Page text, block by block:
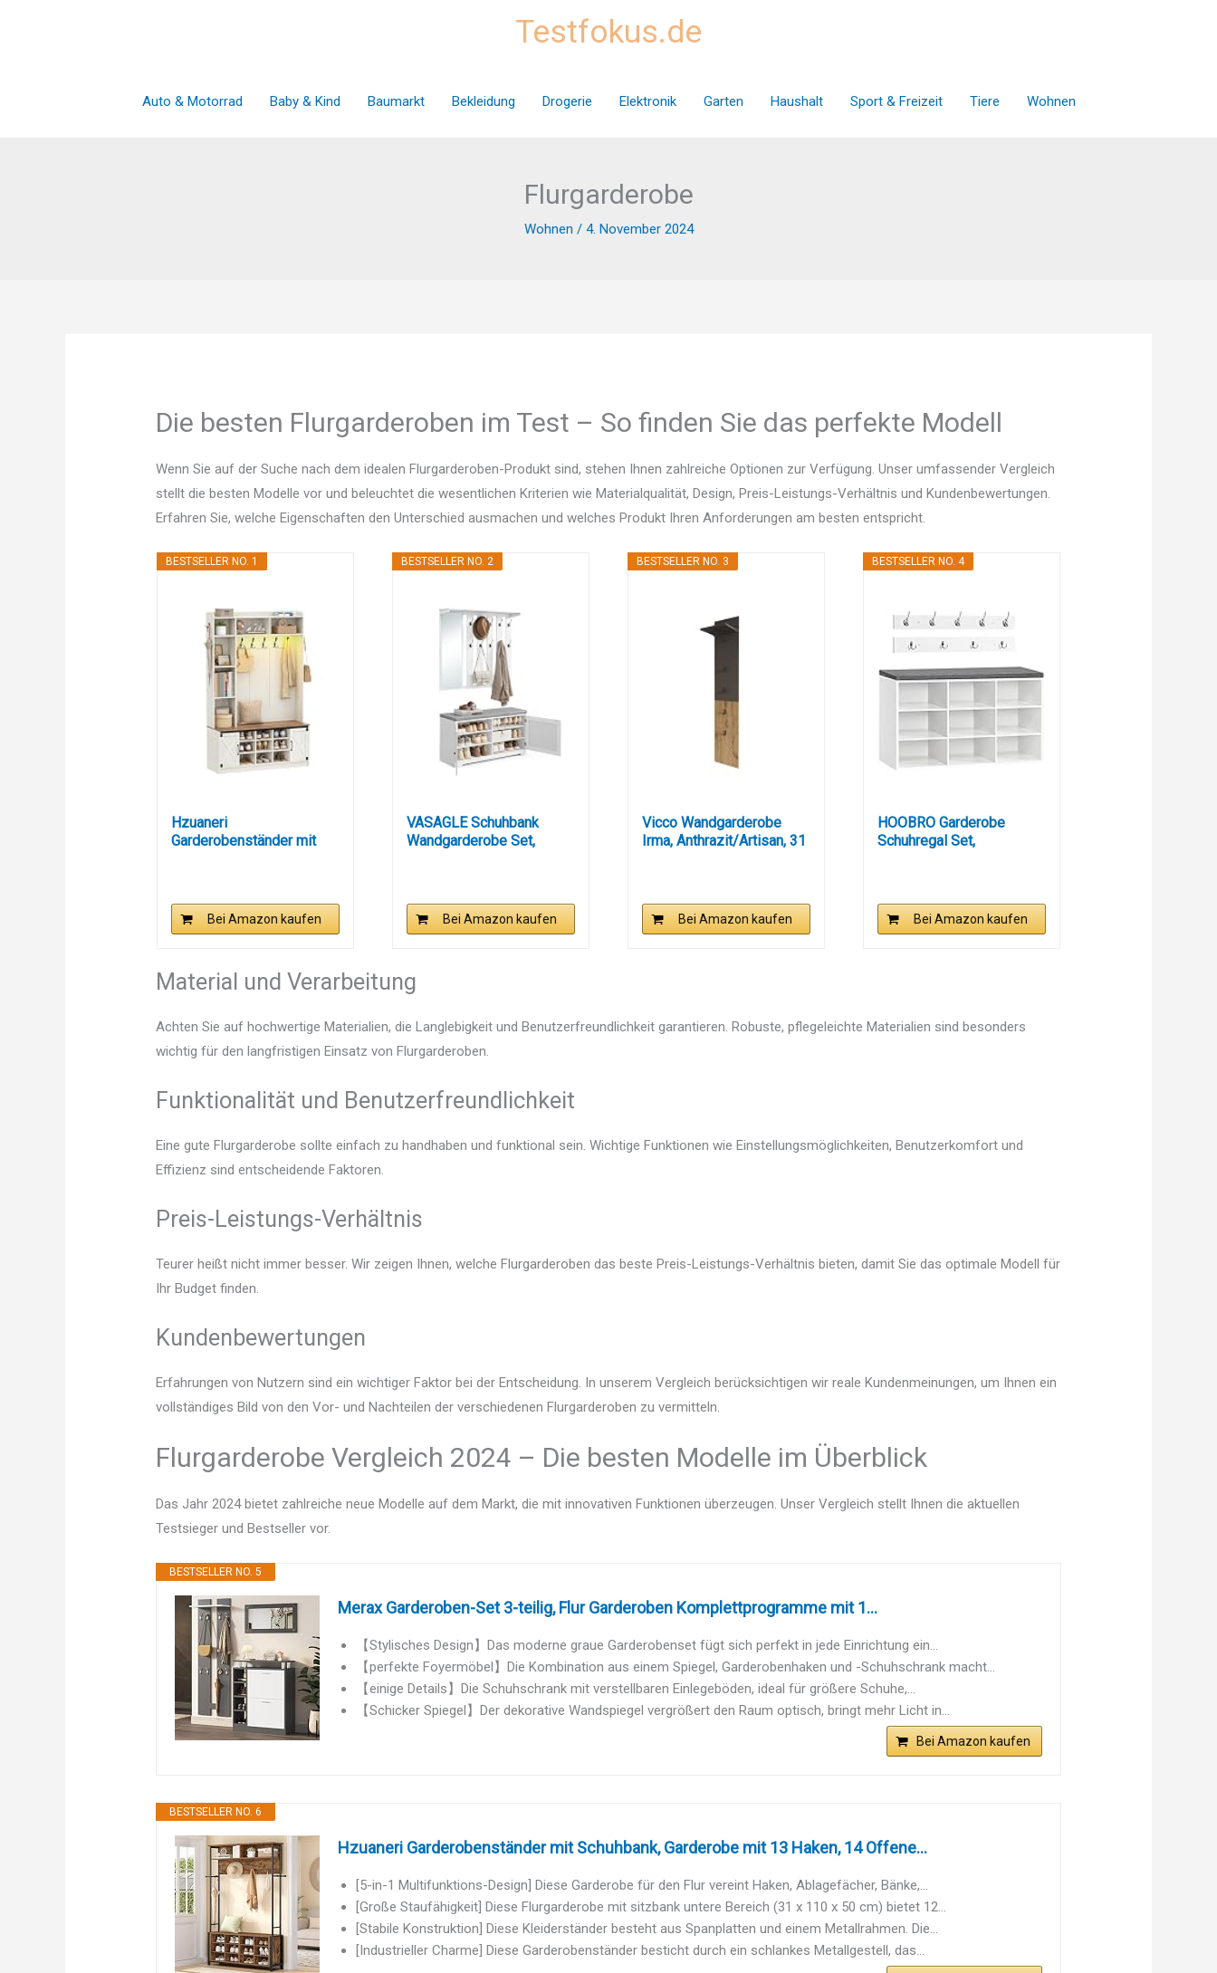
Testfokus.de
Auto & Motorrad Baby & Kind Baumarkt Bekleidung Drogerie Elektronik Garten Haushalt Sport & Freizeit Tiere Wohnen
Flurgarderobe
Wohnen / 4. November 2024
Die besten Flurgarderoben im Test – So finden Sie das perfekte Modell
Wenn Sie auf der Suche nach dem idealen Flurgarderoben-Produkt sind, stehen Ihnen zahlreiche Optionen zur Verfügung. Unser umfassender Vergleich
stellt die besten Modelle vor und beleuchtet die wesentlichen Kriterien wie Materialqualität, Design, Preis-Leistungs-Verhältnis und Kundenbewertungen.
Erfahren Sie, welche Eigenschaften den Unterschied ausmachen und welches Produkt Ihren Anforderungen am besten entspricht.
BESTSELLER NO. 1
Hzuaneri
Garderobenständer mit
Bei Amazon kaufen
BESTSELLER NO. 2
VASAGLE Schuhbank
Wandgarderobe Set,
Bei Amazon kaufen
BESTSELLER NO. 3
Vicco Wandgarderobe
Irma, Anthrazit/Artisan, 31
Bei Amazon kaufen
BESTSELLER NO. 4
HOOBRO Garderobe
Schuhregal Set,
Bei Amazon kaufen
Material und Verarbeitung
Achten Sie auf hochwertige Materialien, die Langlebigkeit und Benutzerfreundlichkeit garantieren. Robuste, pflegeleichte Materialien sind besonders
wichtig für den langfristigen Einsatz von Flurgarderoben.
Funktionalität und Benutzerfreundlichkeit
Eine gute Flurgarderobe sollte einfach zu handhaben und funktional sein. Wichtige Funktionen wie Einstellungsmöglichkeiten, Benutzerkomfort und
Effizienz sind entscheidende Faktoren.
Preis-Leistungs-Verhältnis
Teurer heißt nicht immer besser. Wir zeigen Ihnen, welche Flurgarderoben das beste Preis-Leistungs-Verhältnis bieten, damit Sie das optimale Modell für
Ihr Budget finden.
Kundenbewertungen
Erfahrungen von Nutzern sind ein wichtiger Faktor bei der Entscheidung. In unserem Vergleich berücksichtigen wir reale Kundenmeinungen, um Ihnen ein
vollständiges Bild von den Vor- und Nachteilen der verschiedenen Flurgarderoben zu vermitteln.
Flurgarderobe Vergleich 2024 – Die besten Modelle im Überblick
Das Jahr 2024 bietet zahlreiche neue Modelle auf dem Markt, die mit innovativen Funktionen überzeugen. Unser Vergleich stellt Ihnen die aktuellen
Testsieger und Bestseller vor.
BESTSELLER NO. 5
Merax Garderoben-Set 3-teilig, Flur Garderoben Komplettprogramme mit 1...
【Stylisches Design】Das moderne graue Garderobenset fügt sich perfekt in jede Einrichtung ein...
【perfekte Foyermöbel】Die Kombination aus einem Spiegel, Garderobenhaken und -Schuhschrank macht...
【einige Details】Die Schuhschrank mit verstellbaren Einlegeböden, ideal für größere Schuhe,...
【Schicker Spiegel】Der dekorative Wandspiegel vergrößert den Raum optisch, bringt mehr Licht in...
Bei Amazon kaufen
BESTSELLER NO. 6
Hzuaneri Garderobenständer mit Schuhbank, Garderobe mit 13 Haken, 14 Offene...
[5-in-1 Multifunktions-Design] Diese Garderobe für den Flur vereint Haken, Ablagefächer, Bänke,...
[Große Staufähigkeit] Diese Flurgarderobe mit sitzbank untere Bereich (31 x 110 x 50 cm) bietet 12...
[Stabile Konstruktion] Diese Kleiderständer besteht aus Spanplatten und einem Metallrahmen. Die...
[Industrieller Charme] Diese Garderobenständer besticht durch ein schlankes Metallgestell, das...